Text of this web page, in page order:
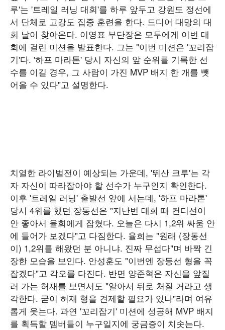
루'는 '트레일 러닝 대회'를 하루 앞두고 강원도 정선에
서 단체로 고강도 집중 훈련을 한다. 드디어 대망의 대
회 날이 찾아온다. 이영표 부단장은 모두에게 이번 대
회에 걸린 미션을 발표한다. 그는 "이번 미션은 '꼬리잡
기'다. '하프 마라톤' 당시 자신의 앞 순위를 기록한 선
수를 이길 경우, 그 사람이 가진 MVP 배지 한 개를 뺏
어올 수 있다"고 설명한다.
치열한 라이벌전이 예상되는 가운데, '뛰산 크루'는 각
자 자신이 따라잡아야 할 선수가 누구인지 확인한다.
이후 '트레일 러닝' 출발선 앞에 서는데, '하프 마라톤'
당시 4위를 했던 장동선은 "지난번 대회 때 컨디션이
안 좋아서 율희에게 잡혔다. 오늘은 다시 1,2위 싸움 안
에 들어가 보겠다"고 다짐한다. 율희는 "원래 (장동선
이) 1,2위를 해왔던 분 아니냐. 진짜 무섭다"며 바짝 긴
장한 모습을 보인다. 안성훈도 "이번엔 장동선 형을 꼭
잡겠다"고 각오를 다진다. 반면 양준혁은 자신을 앞질
러 가는 허재를 보면서도 "알아서 뒤로 처질 거라고 생
각한다. 굳이 허재 형을 견제할 필요가 있나"라며 여유
롭게 웃는다. 과연 '꼬리잡기' 미션에 성공해 MVP 배지
를 획득할 멤버들이 누구일지에 궁금증이 치솟는다.